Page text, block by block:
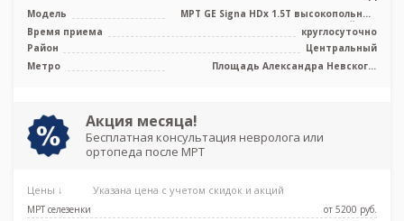
Модель
МРТ GE Signa HDx 1.5T высокопольный
закрытый тип
Время приема
круглосуточно
Район
Центральный
Метро
Площадь Александра Невского,
Акция месяца!
Бесплатная консультация невролога или
ортопеда после МРТ
Цены ↓ Указана цена с учетом скидок и акций
МРТ селезенки
от 5200 pуб.